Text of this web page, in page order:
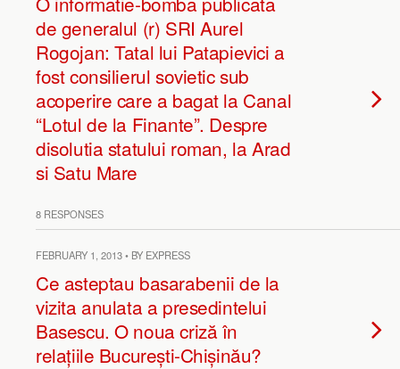
de generalul (r) SRI Aurel
Rogojan: Tatal lui Patapievici a
fost consilierul sovietic sub
acoperire care a bagat la Canal
“Lotul de la Finante”. Despre
disolutia statului roman, la Arad
si Satu Mare
8 RESPONSES
FEBRUARY 1, 2013 • BY EXPRESS
Ce asteptau basarabenii de la
vizita anulata a presedintelui
Basescu. O noua criză în
relațiile București-Chișinău?